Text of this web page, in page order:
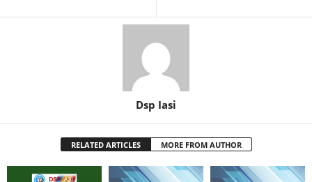
Dsp Iasi
RELATED ARTICLES MORE FROM AUTHOR